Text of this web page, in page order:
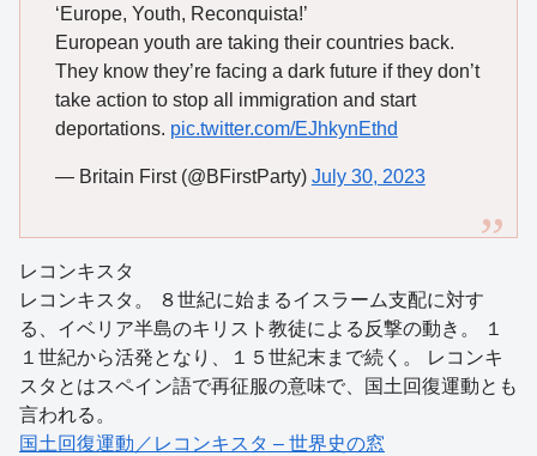
‘Europe, Youth, Reconquista!’
European youth are taking their countries back.
They know they’re facing a dark future if they don’t
take action to stop all immigration and start
deportations. pic.twitter.com/EJhkynEthd
— Britain First (@BFirstParty) July 30, 2023
レコンキスタ
レコンキスタ。 ８世紀に始まるイスラーム支配に対す
る、イベリア半島のキリスト教徒による反撃の動き。 １
１世紀から活発となり、１５世紀末まで続く。 レコンキ
スタとはスペイン語で再征服の意味で、国土回復運動とも
言われる。
国土回復運動／レコンキスタ – 世界史の窓